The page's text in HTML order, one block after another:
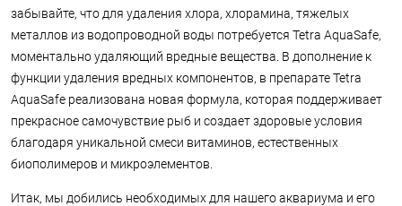
забывайте, что для удаления хлора, хлорамина, тяжелых
металлов из водопроводной воды потребуется Tetra AquaSafe,
моментально удаляющий вредные вещества. В дополнение к
функции удаления вредных компонентов, в препарате Tetra
AquaSafe реализована новая формула, которая поддерживает
прекрасное самочувствие рыб и создает здоровые условия
благодаря уникальной смеси витаминов, естественных
биополимеров и микроэлементов.
Итак, мы добились необходимых для нашего аквариума и его